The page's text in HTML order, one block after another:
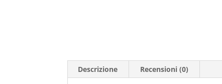
Descrizione Recensioni (0)